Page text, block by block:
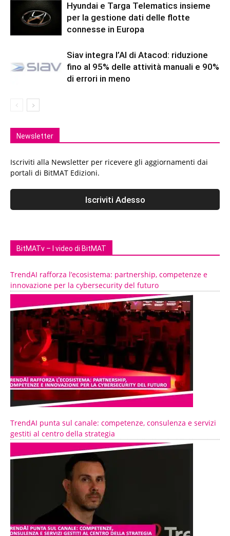
Hyundai e Targa Telematics insieme
per la gestione dati delle flotte
connesse in Europa
Siav integra l’AI di Atacod: riduzione
fino al 95% delle attività manuali e 90%
di errori in meno
Newsletter
Iscriviti alla Newsletter per ricevere gli aggiornamenti dai
portali di BitMAT Edizioni.
BitMATv – I video di BitMAT
TrendAI rafforza l’ecosistema: partnership, competenze e
innovazione per la cybersecurity del futuro
TrendAI punta sul canale: competenze, consulenza e servizi
gestiti al centro della strategia